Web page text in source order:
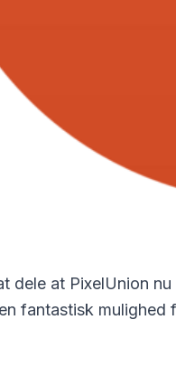
dele at PixelUnion
fantastisk